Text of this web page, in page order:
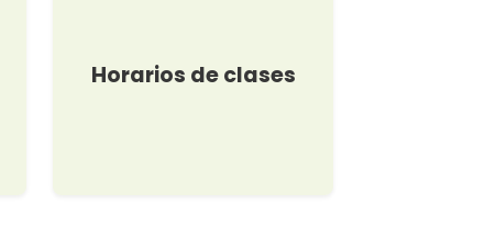
Horarios de clases